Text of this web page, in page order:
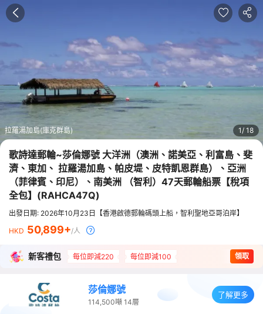
拉羅湯加島(庫克群島) 1 18
歌詩達郵輪~莎倫娜號 大洋洲（澳洲、諾美亞、利富島、斐
濟、東加、 拉羅湯加島、帕皮堤、皮特凱恩群島）、亞洲
（菲律賓、印尼）、南美洲 （智利）47天郵輪船票【稅項
全包】 (RAHCA47Q)
出發日期: 2026年10月23日【香港啟德郵輪碼頭上船，智利聖地亞哥泊岸】
HKD 50,899 /人
新客禮包 每位即減220 每位即減100 領取
莎倫娜號
114,500噸 14層
了解更多